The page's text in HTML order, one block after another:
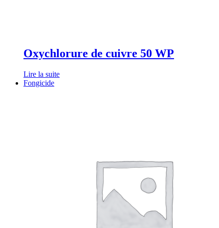
Oxychlorure de cuivre 50 WP
Lire la suite
Fongicide